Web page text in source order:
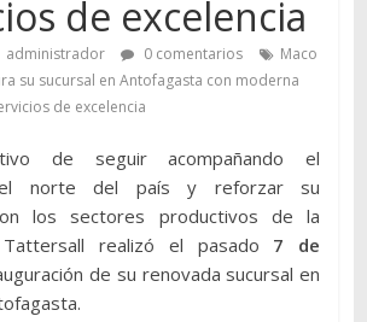
de excelencia
administrador 0 comentarios
Maco
su sucursal en Antofagasta con moderna
de excelencia
de seguir acompañando el
norte del país y reforzar su
los sectores productivos de la
realizó el pasado 7 de
de su renovada sucursal en